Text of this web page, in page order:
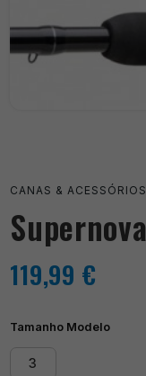
CANAS & ACESSÓRIOS
119,99 €
Tamanho Modelo
3